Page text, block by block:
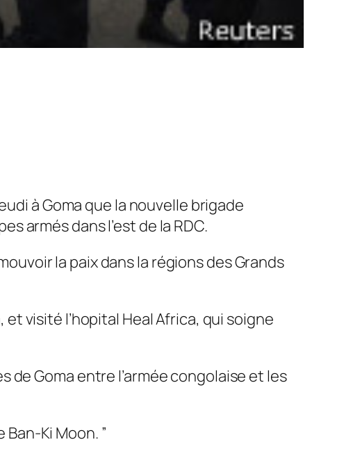
à Goma que la nouvelle brigade
armés dans l’est de la RDC.
la paix dans la régions des Grands
visité l’hopital Heal Africa, qui soigne
de Goma entre l’armée congolaise et les
Ki Moon. ”